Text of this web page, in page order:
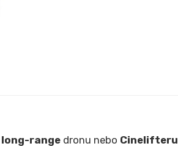
long-range dronu nebo Cinelifteru